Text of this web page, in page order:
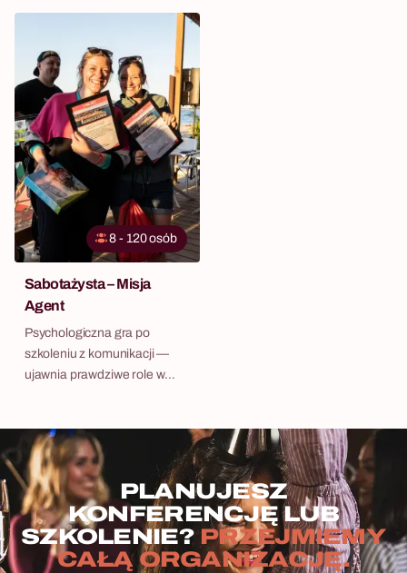
8 - 120 osób
Sabotażysta – Misja
Agent
Psychologiczna gra po
szkoleniu z komunikacji —
ujawnia prawdziwe role w
PLANUJESZ
KONFERENCJĘ LUB
SZKOLENIE? PRZEJMIEMY
CAŁĄ ORGANIZACJĘ.